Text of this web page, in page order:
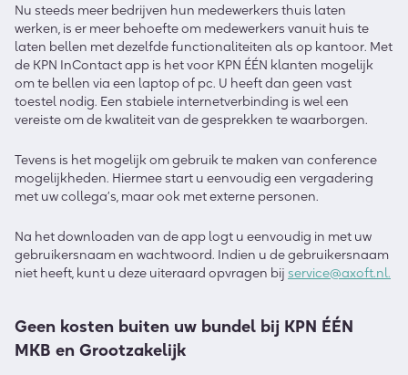
Nu steeds meer bedrijven hun medewerkers thuis laten
werken, is er meer behoefteom medewerkers vanuit huis te
laten bellen metdezelfdefunctionaliteiten als op kantoor. Met
de KPN InContactapp is het voor KPN ÉÉN klanten mogelijk
om te bellen via een laptop of pc. U heeft dan geen vast
toestel nodig. Een stabiele internetverbinding is wel een
vereiste om de kwaliteit van de gesprekken te waarborgen.
Tevens is het mogelijk om gebruik te maken van conference
mogelijkheden. Hiermee start u eenvoudig een vergadering
met uw collega’s, maar ook met externe personen.
Na het downloaden van de app logt u eenvoudig in met uw
gebruikersnaam en wachtwoord. Indien u de gebruikersnaam
niet heeft, kunt u deze uiteraard opvragen bij service@axoft.nl.
Geen kosten buiten uw bundel bij KPN ÉÉN
MKB en Grootzakelijk